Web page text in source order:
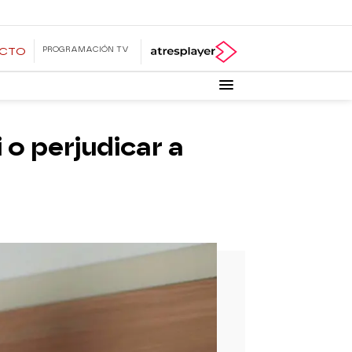
PROGRAMACIÓN TV
o perjudicar a